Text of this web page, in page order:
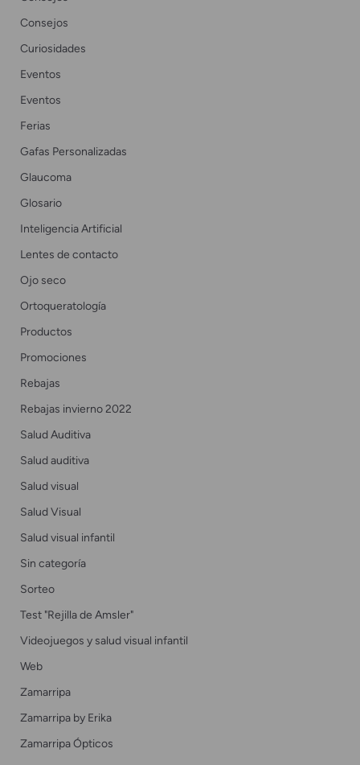
Consejos
Curiosidades
Eventos
Eventos
Ferias
Gafas Personalizadas
Glaucoma
Glosario
Inteligencia Artificial
Lentes de contacto
Ojo seco
Ortoqueratología
Productos
Promociones
Rebajas
Rebajas invierno 2022
Salud Auditiva
Salud auditiva
Salud visual
Salud Visual
Salud visual infantil
Sin categoría
Sorteo
Test "Rejilla de Amsler"
Videojuegos y salud visual infantil
Web
Zamarripa
Zamarripa by Erika
Zamarripa Ópticos